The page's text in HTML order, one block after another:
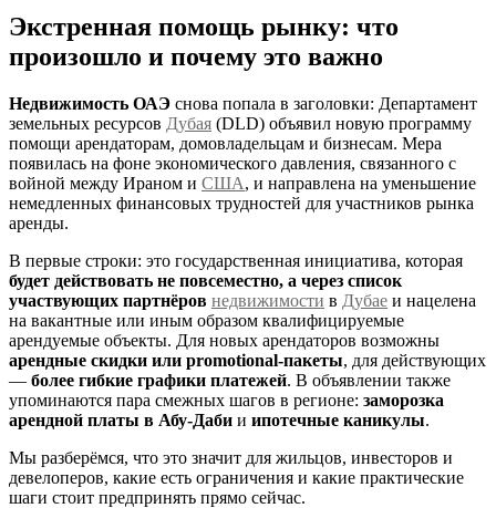
Экстренная помощь рынку: что
произошло и почему это важно
Недвижимость ОАЭ снова попала в заголовки: Департамент
земельных ресурсов Дубая (DLD) объявил новую программу
помощи арендаторам, домовладельцам и бизнесам. Мера
появилась на фоне экономического давления, связанного с
войной между Ираном и США, и направлена на уменьшение
немедленных финансовых трудностей для участников рынка
аренды.
В первые строки: это государственная инициатива, которая
будет действовать не повсеместно, а через список
участвующих партнёров недвижимости в Дубае и нацелена
на вакантные или иным образом квалифицируемые
арендуемые объекты. Для новых арендаторов возможны
арендные скидки или promotional-пакеты, для действующих
— более гибкие графики платежей. В объявлении также
упоминаются пара смежных шагов в регионе: заморозка
арендной платы в Абу-Даби и ипотечные каникулы.
Мы разберёмся, что это значит для жильцов, инвесторов и
девелоперов, какие есть ограничения и какие практические
шаги стоит предпринять прямо сейчас.